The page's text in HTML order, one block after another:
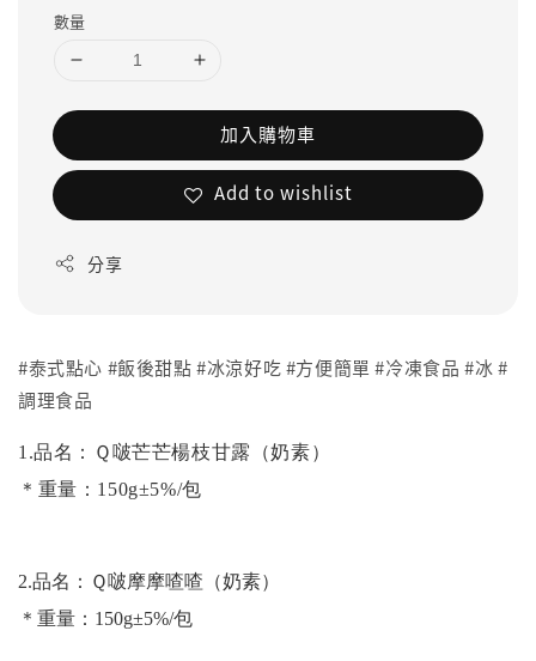
數量
加入購物車
Add to wishlist
分享
#泰式點心 #飯後甜點 #冰涼好吃 #方便簡單 #冷凍食品 #冰 #
調理食品
1.品名：Ｑ啵芒芒楊枝甘露（奶素）
＊重量：150g±5%/包
2.品名： Ｑ啵摩摩喳喳（奶素）
＊重量：150g±5%/包